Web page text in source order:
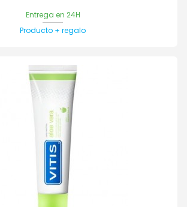
Entrega en 24H
Producto + regalo